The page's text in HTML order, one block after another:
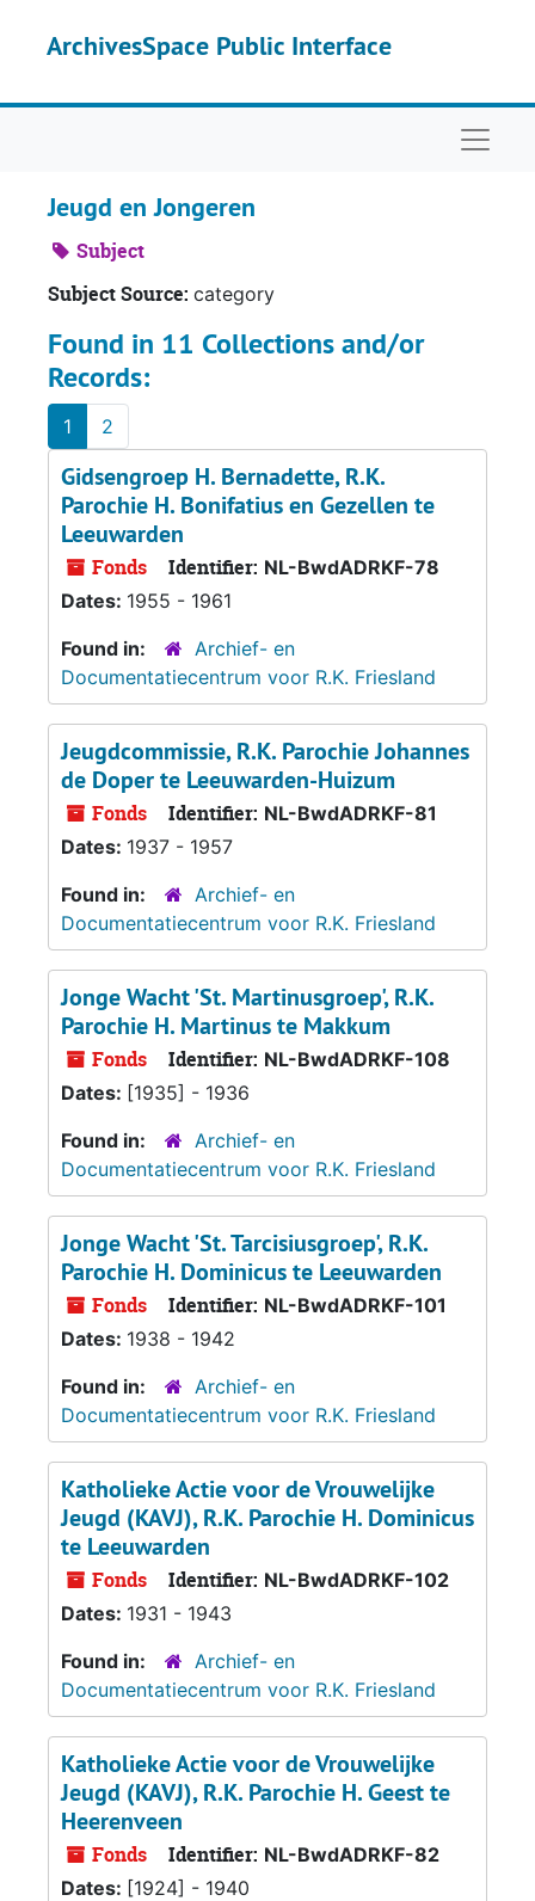
ArchivesSpace Public Interface
Jeugd en Jongeren
Subject
Subject Source: category
Found in 11 Collections and/or
Records:
1 2
Gidsengroep H. Bernadette, R.K.
Parochie H. Bonifatius en Gezellen te
Leeuwarden
Fonds Identifier: NL-BwdADRKF-78
Dates: 1955 - 1961
Found in:
Archief- en
Documentatiecentrum voor R.K. Friesland
Jeugdcommissie, R.K. Parochie Johannes
de Doper te Leeuwarden-Huizum
Fonds Identifier: NL-BwdADRKF-81
Dates: 1937 - 1957
Found in:
Archief- en
Documentatiecentrum voor R.K. Friesland
Jonge Wacht 'St. Martinusgroep', R.K.
Parochie H. Martinus te Makkum
Fonds Identifier: NL-BwdADRKF-108
Dates: [1935] - 1936
Found in:
Archief- en
Documentatiecentrum voor R.K. Friesland
Jonge Wacht 'St. Tarcisiusgroep', R.K.
Parochie H. Dominicus te Leeuwarden
Fonds Identifier: NL-BwdADRKF-101
Dates: 1938 - 1942
Found in:
Archief- en
Documentatiecentrum voor R.K. Friesland
Katholieke Actie voor de Vrouwelijke
Jeugd (KAVJ), R.K. Parochie H. Dominicus
te Leeuwarden
Fonds Identifier: NL-BwdADRKF-102
Dates: 1931 - 1943
Found in:
Archief- en
Documentatiecentrum voor R.K. Friesland
Katholieke Actie voor de Vrouwelijke
Jeugd (KAVJ), R.K. Parochie H. Geest te
Heerenveen
Fonds Identifier: NL-BwdADRKF-82
Dates: [1924] - 1940